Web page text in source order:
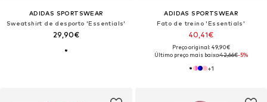
ADIDAS SPORTSWEAR
Sweatshirt de desporto 'Essentials'
29,90€
ADIDAS SPORTSWEAR
Fato de treino 'Essentials'
40,41€
Preço original: 49,90€
Último preço mais baixo:42,66€-5%
+1